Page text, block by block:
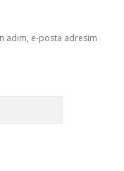
adım, e-posta adresim